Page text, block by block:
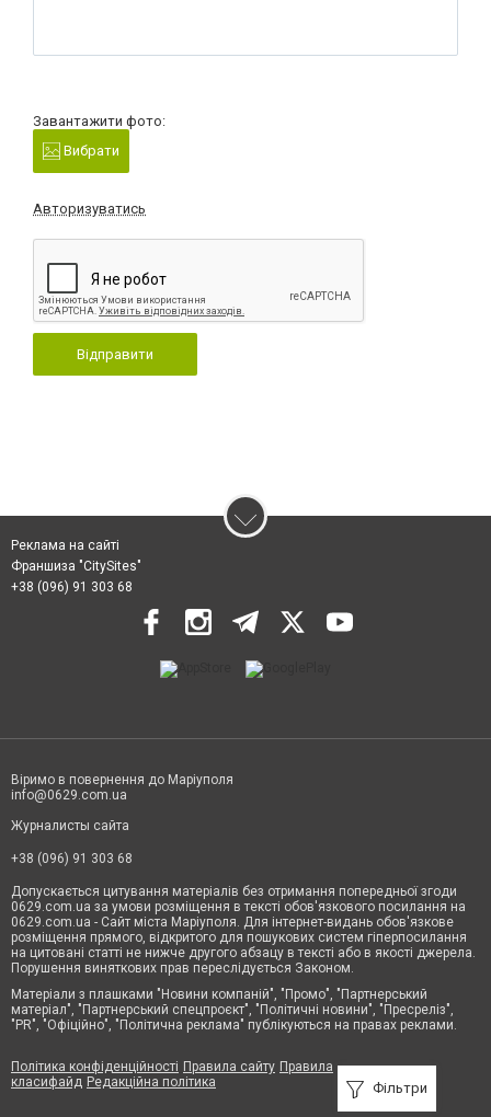
Завантажити фото:
Вибрати
Авторизуватись
Відправити
Фільтри
Реклама на сайті
Франшиза "CitySites"
+38 (096) 91 303 68
Віримо в повернення до Маріуполя
info@0629.com.ua
Журналисты сайта
+38 (096) 91 303 68
Допускається цитування матеріалів без отримання попередньої згоди
0629.com.ua за умови розміщення в тексті обов'язкового посилання на
0629.com.ua - Сайт міста Маріуполя. Для інтернет-видань обов'язкове
розміщення прямого, відкритого для пошукових систем гіперпосилання
на цитовані статті не нижче другого абзацу в тексті або в якості джерела.
Порушення виняткових прав переслідується Законом.
Матеріали з плашками "Новини компаній", "Промо", "Партнерський
матеріал", "Партнерський спецпроєкт", "Політичні новини", "Пресреліз",
"PR", "Офіційно", "Політична реклама" публікуються на правах реклами.
Політика конфіденційності Правила сайту Правила
класифайд Редакційна політика